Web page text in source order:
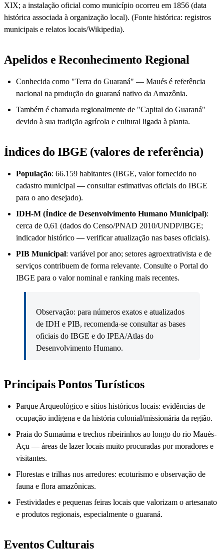
XIX; a instalação oficial como município ocorreu em 1856 (data
histórica associada à organização local). (Fonte histórica: registros
municipais e relatos locais/Wikipedia).
Apelidos e Reconhecimento Regional
Conhecida como "Terra do Guaraná" — Maués é referência
nacional na produção do guaraná nativo da Amazônia.
Também é chamada regionalmente de "Capital do Guaraná"
devido à sua tradição agrícola e cultural ligada à planta.
Índices do IBGE (valores de referência)
População: 66.159 habitantes (IBGE, valor fornecido no
cadastro municipal — consultar estimativas oficiais do IBGE
para o ano desejado).
IDH-M (Índice de Desenvolvimento Humano Municipal):
cerca de 0,61 (dados do Censo/PNAD 2010/UNDP/IBGE;
indicador histórico — verificar atualização nas bases oficiais).
PIB Municipal: variável por ano; setores agroextrativista e de
serviços contribuem de forma relevante. Consulte o Portal do
IBGE para o valor nominal e ranking mais recentes.
Observação: para números exatos e atualizados
de IDH e PIB, recomenda-se consultar as bases
oficiais do IBGE e do IPEA/Atlas do
Desenvolvimento Humano.
Principais Pontos Turísticos
Parque Arqueológico e sítios históricos locais: evidências de
ocupação indígena e da história colonial/missionária da região.
Praia do Sumaúma e trechos ribeirinhos ao longo do rio Maués-
Açu — áreas de lazer locais muito procuradas por moradores e
visitantes.
Florestas e trilhas nos arredores: ecoturismo e observação de
fauna e flora amazônicas.
Festividades e pequenas feiras locais que valorizam o artesanato
e produtos regionais, especialmente o guaraná.
Eventos Culturais